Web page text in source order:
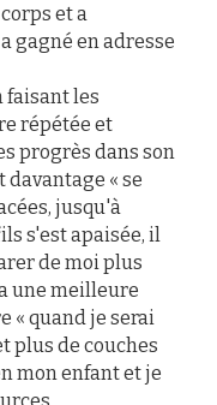
et a
gagné en adresse
faisant les
répétée et
progrès dans son
« se
jusqu'à
s'est apaisée, il
de moi plus
une meilleure
« quand je serai
plus de couches
mon enfant et je